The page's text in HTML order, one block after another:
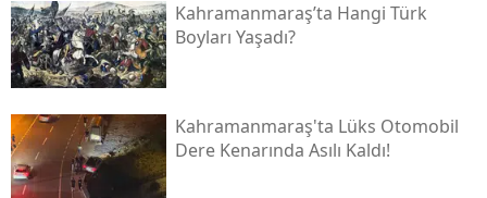
Kahramanmaraş’ta Hangi Türk
Boyları Yaşadı?
Kahramanmaraş'ta Lüks Otomobil
Dere Kenarında Asılı Kaldı!